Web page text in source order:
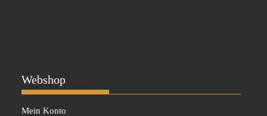
Webshop
Mein Konto